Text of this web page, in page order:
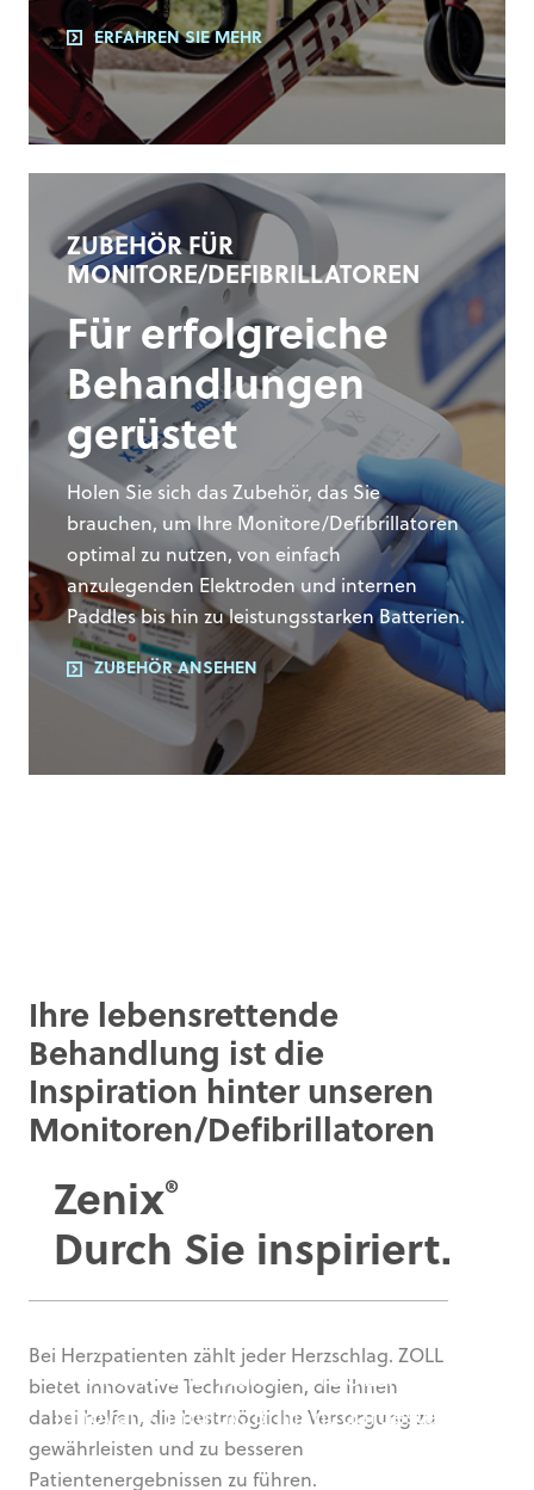
Zenix®
Durch Sie inspiriert.
Monitor/Defibrillator von ZOLL:
Innovativ. Intuitiv. Brilliant dargestellt.
ERFAHREN SIE MEHR
ZUBEHÖR FÜR
MONITORE/DEFIBRILLATOREN
Für erfolgreiche
Behandlungen
gerüstet
Holen Sie sich das Zubehör, das Sie
brauchen, um Ihre Monitore/Defibrillatoren
optimal zu nutzen, von einfach
anzulegenden Elektroden und internen
Paddles bis hin zu leistungsstarken Batterien.
ZUBEHÖR ANSEHEN
Ihre lebensrettende
Behandlung ist die
Inspiration hinter unseren
Monitoren/Defibrillatoren
Bei Herzpatienten zählt jeder Herzschlag. ZOLL
bietet innovative Technologien, die Ihnen
dabei helfen, die bestmögliche Versorgung zu
gewährleisten und zu besseren
Patientenergebnissen zu führen.